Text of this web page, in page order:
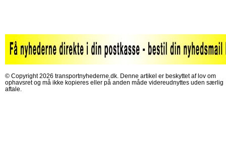
© Copyright 2026 transportnyhederne.dk. Denne artikel er beskyttet af lov om
ophavsret og må ikke kopieres eller på anden måde videreudnyttes uden særlig
aftale.